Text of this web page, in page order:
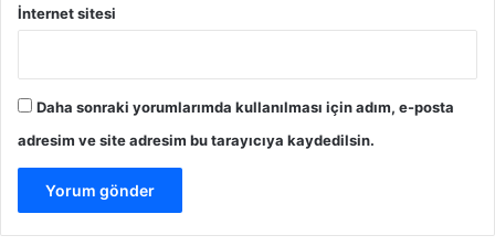
İnternet sitesi
Daha sonraki yorumlarımda kullanılması için adım, e-posta
adresim ve site adresim bu tarayıcıya kaydedilsin.